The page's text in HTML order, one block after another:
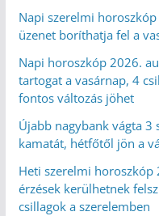
Napi szerelmi
üzenet boríthatja fel a
Napi horoszkóp 2026.
tartogat a vasárnap, 4
fontos változás jöhet
Újabb nagybank vágta 3
kamatát, hétfőtől jön a
Heti szerelmi horoszkóp
érzések kerülhetnek
csillagok a szerelemben